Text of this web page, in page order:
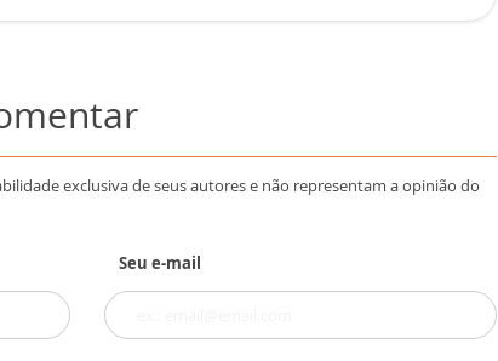
exclusiva de seus autores e não representam a opinião do
Seu e-mail